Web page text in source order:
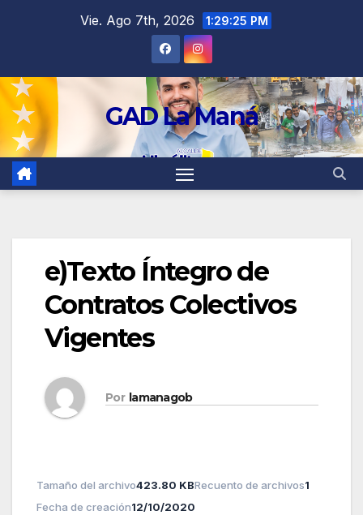
Vie. Ago 7th, 2026 1:29:26 PM
GAD La Maná
e)Texto Íntegro de
Contratos Colectivos
Vigentes
Por lamanagob
Tamaño del archivo423.80 KBRecuento de archivos1
Fecha de creación12/10/2020